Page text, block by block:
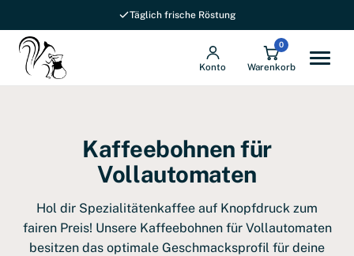
Versandkostenfrei ab 69 € in DE
Konto
0
Warenkorb
Kaffeebohnen für
Vollautomaten
Hol dir Spezialitätenkaffee auf Knopfdruck zum
fairen Preis! Unsere Kaffeebohnen für Vollautomaten
besitzen das optimale Geschmacksprofil für deine